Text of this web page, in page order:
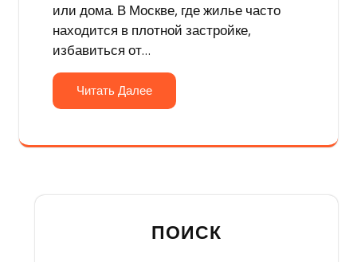
или дома. В Москве, где жилье часто
находится в плотной застройке,
избавиться от…
Читать Далее
ПОИСК